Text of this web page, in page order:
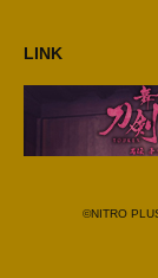
LINK
©NITRO